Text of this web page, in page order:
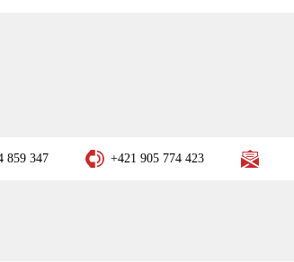
859 347 +421 905 774 423